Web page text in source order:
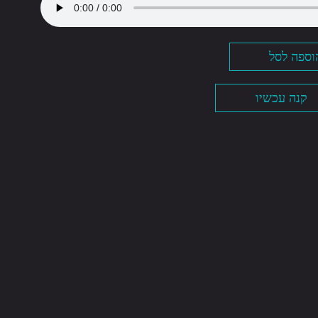
לסל
קנה עכשיו